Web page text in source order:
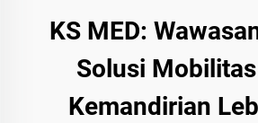
KS MED:
Solusi
Kemandirian